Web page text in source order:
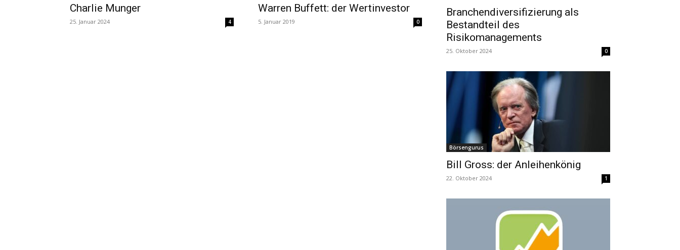
Charlie Munger
25. Januar 2024 4
Warren Buffett: der Wertinvestor
5. Januar 2019 0
Branchendiversifizierung als
Bestandteil des
Risikomanagements
25. Oktober 2024 0
Börsengurus
Bill Gross: der Anleihenkönig
22. Oktober 2024 1